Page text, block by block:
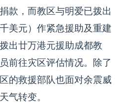
款，而教区与明爱已拨出
美元）作紧急援助及重建
出廿万港元援助成都教
前往灾区评估情况。除了
的救援部队也面对余震威
气转变。